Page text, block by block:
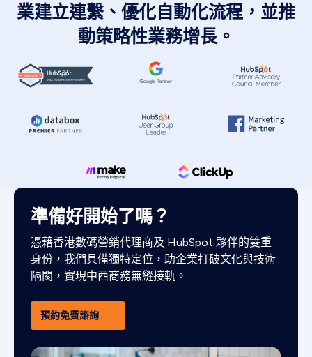
業建立連繫、優化自動化流程，並推
動策略性業務增長。
準備好開始了嗎？
憑藉香港數碼營銷代理商及 HubSpot 夥伴的雙重
身份，我們具備獨特定位，助企業打破文化與技術
隔閡，實現中西商務無縫接軌。
預約免費諮詢